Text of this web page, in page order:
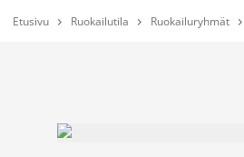
Etusivu  Ruokailutila  Ruokailuryhmät 